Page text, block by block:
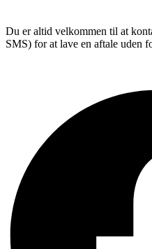
Du er altid velkommen til at
SMS) for at lave en aftale uden